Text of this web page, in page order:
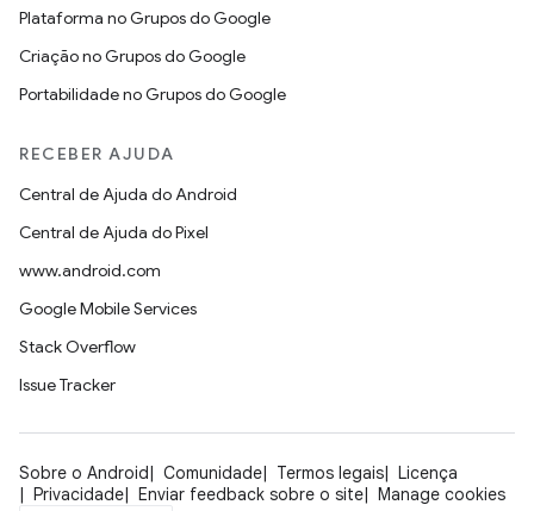
Plataforma no Grupos do Google
Criação no Grupos do Google
Portabilidade no Grupos do Google
RECEBER AJUDA
Central de Ajuda do Android
Central de Ajuda do Pixel
www.android.com
Google Mobile Services
Stack Overflow
Issue Tracker
Sobre o Android Comunidade Termos legais
Licença
Privacidade
Enviar feedback sobre o site Manage cookies